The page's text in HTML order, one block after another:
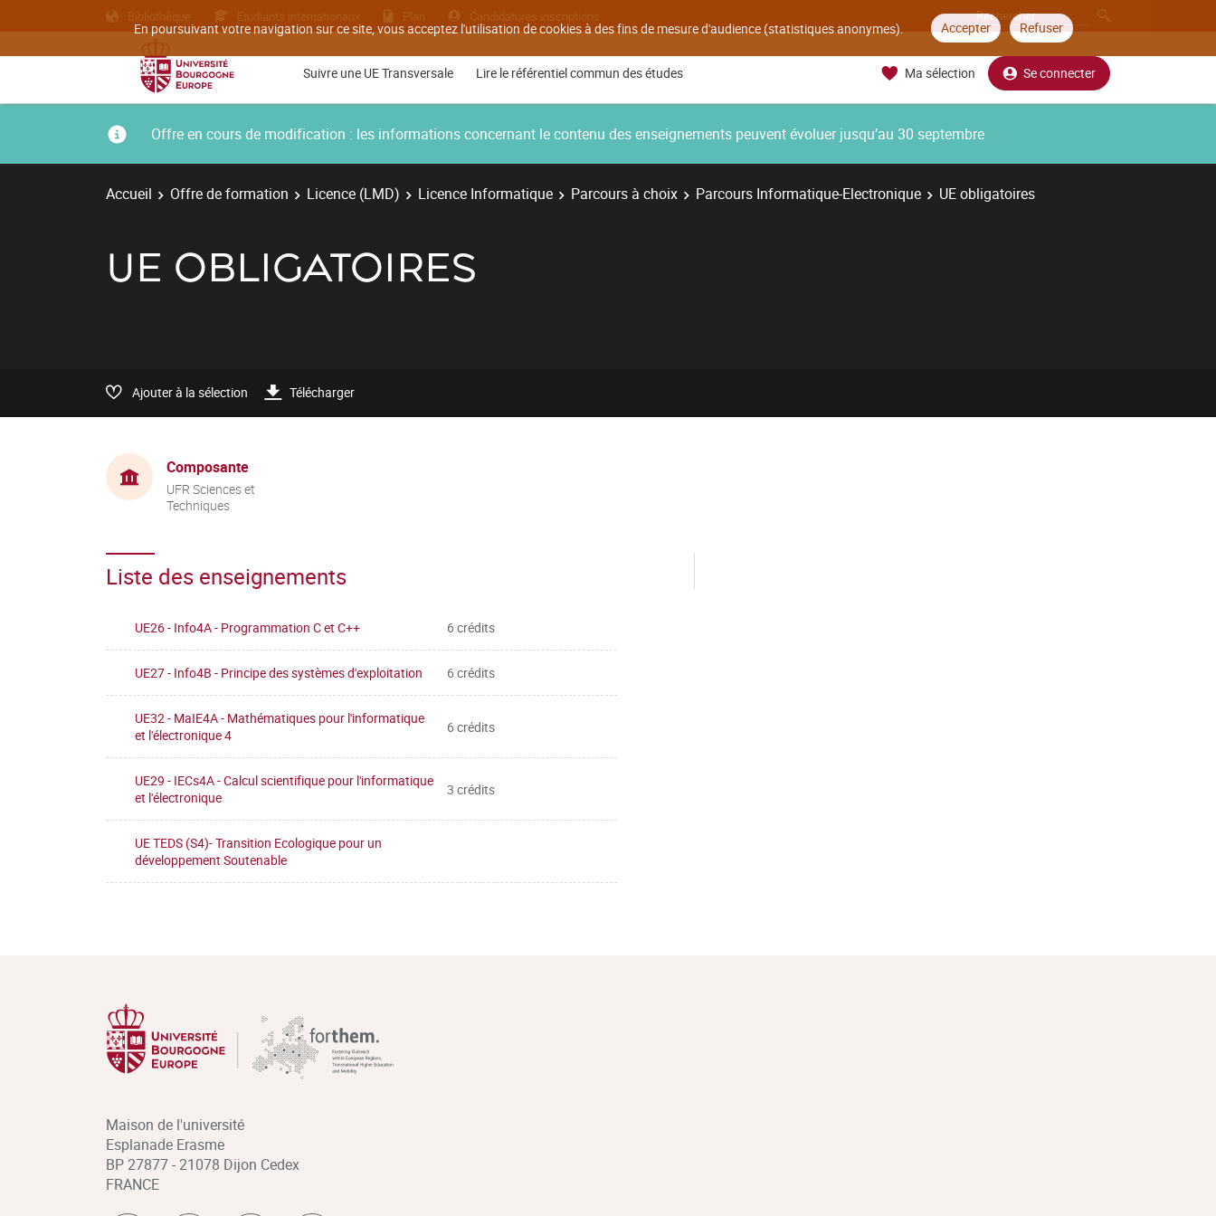
En poursuivant votre navigation sur ce site, vous acceptez l'utilisation de cookies à des fins de mesure d'audience (statistiques anonymes). Accepter Refuser
Bibliothèque Etudiants internationaux Plan Candidatures inscriptions
Suivre une UE Transversale Lire le référentiel commun des études Ma sélection Se connecter
Offre en cours de modification : les informations concernant le contenu des enseignements peuvent évoluer jusqu’au 30 septembre
Accueil Offre de formation Licence (LMD) Licence Informatique Parcours à choix Parcours Informatique-Electronique UE obligatoires
UE OBLIGATOIRES
Ajouter à la sélection Télécharger
Composante
UFR Sciences et
Techniques
Liste des enseignements
UE26 - Info4A - Programmation C et C++ 6 crédits
UE27 - Info4B - Principe des systèmes d'exploitation 6 crédits
UE32 - MaIE4A - Mathématiques pour l'informatique
et l'électronique 4
6 crédits
UE29 - IECs4A - Calcul scientifique pour l'informatique
et l'électronique
3 crédits
UE TEDS (S4)- Transition Ecologique pour un
développement Soutenable
Maison de l'université
Esplanade Erasme
BP 27877 - 21078 Dijon Cedex
FRANCE